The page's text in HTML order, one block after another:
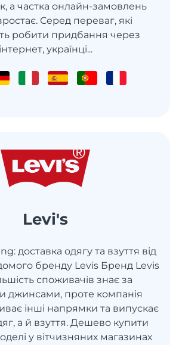
а частка онлайн-замовлень
Серед переваг, які
робити придбання через
інтернет, українці...
Levi's
доставка одягу та взуття від
бренду Levis Бренд Levis
споживачів знає за
джинсами, проте компанія
інші напрямки та випускає
а й взуття. Дешево купити
у вітчизняних магазинах